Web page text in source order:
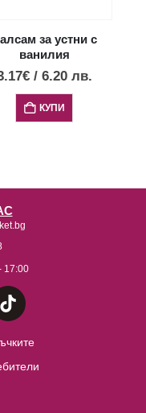
за устни с
ванилия
€ / 6.20 лв.
КУПИ
17:00